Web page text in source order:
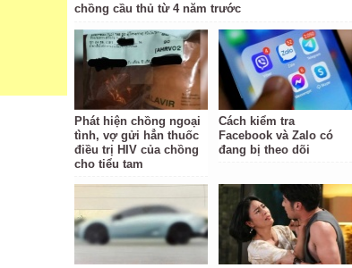
chồng cầu thủ từ 4 năm trước
Phát hiện chồng ngoại
tình, vợ gửi hẳn thuốc
điều trị HIV của chồng
cho tiểu tam
Cách kiểm tra
Facebook và Zalo có
đang bị theo dõi